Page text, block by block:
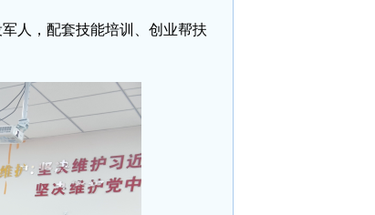
人，配套技能培训、创业帮扶